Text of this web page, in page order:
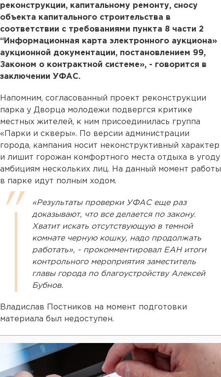
реконструкции, капитальному ремонту, сносу
объекта капитального строительства в
соответствии с требованиями пункта 8 части 2
“Информационная карта электронного аукциона»
аукционной документации, постановлением 99,
Законом о контрактной системе», - говорится в
заключении УФАС.
Напомним, согласованный проект реконструкции
парка у Дворца молодежи подвергся критике
местных жителей, к ним присоединилась группа
«Парки и скверы». По версии администрации
города, кампания носит неконструктивный характер
и лишит горожан комфортного места отдыха в угоду
амбициям нескольких лиц. На данный момент работы
в парке идут полным ходом.
«Результаты проверки УФАС еще раз
доказывают, что все делается по закону.
Хватит искать отсутствующую в темной
комнате черную кошку, надо продолжать
работать», - прокомментировал ЕАН итоги
контрольного мероприятия заместитель
главы города по благоустройству Алексей
Бубнов.
Владислав Постников на момент подготовки
материала был недоступен.